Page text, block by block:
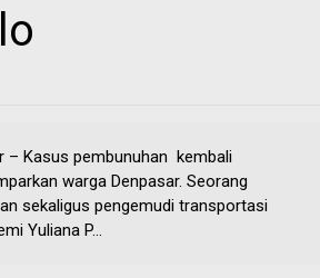
– Kasus pembunuhan kembali
warga Denpasar. Seorang
sekaligus pengemudi transportasi
Yuliana P...